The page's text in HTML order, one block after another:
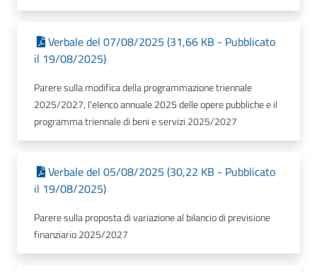
Verbale del 07/08/2025 (31,66 KB - Pubblicato
il 19/08/2025)
Parere sulla modifica della programmazione triennale
2025/2027, l'elenco annuale 2025 delle opere pubbliche e il
programma triennale di beni e servizi 2025/2027
Verbale del 05/08/2025 (30,22 KB - Pubblicato
il 19/08/2025)
Parere sulla proposta di variazione al bilancio di previsione
finanziario 2025/2027